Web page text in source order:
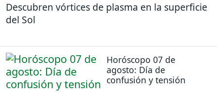
Descubren vórtices de plasma en la superficie
del Sol
Horóscopo 07 de
agosto: Día de
confusión y tensión